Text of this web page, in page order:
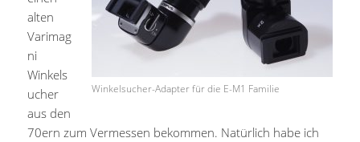
Winkelsucher-Adapter für die E-M1 Familie
alten
Varimag
ni
Winkels
ucher
aus den
70ern zum Vermessen bekommen. Natürlich habe ich